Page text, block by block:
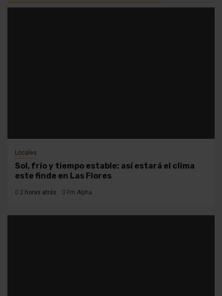
Locales
Sol, frío y tiempo estable: así estará el clima
este finde en Las Flores
2 horas atrás Fm Alpha